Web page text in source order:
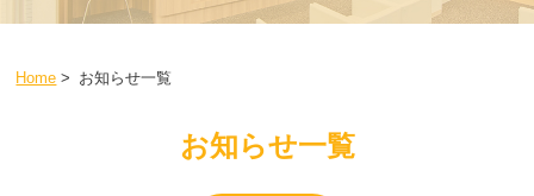
Home > お知らせ一覧
お知らせ一覧